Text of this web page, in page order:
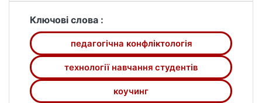
Ключові слова :
педагогічна конфліктологія
технології навчання студентів
коучинг